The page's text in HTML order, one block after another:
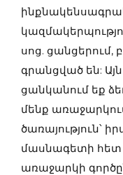
սոց. ցանցերում,
գրանցված են:
ցանկանում եք
մենք
ծառայություն՝
մասնագետի
առաջարկի